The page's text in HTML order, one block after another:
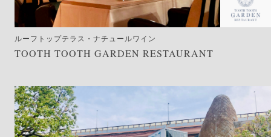
ルーフトップテラス・ナチュールワイン
TOOTH TOOTH GARDEN RESTAURANT